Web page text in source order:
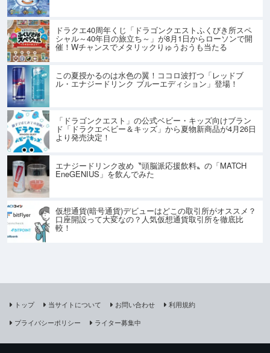
ドラクエ40周年くじ「ドラゴンクエストふくびき所スペ
シャル～40年目の旅立ち～」が8月1日からローソンで開
催！Wチャンスでメタリックりゅうおうも当たる
この夏授かるのは水色の翼！ココロ波打つ「レッドブ
ル・エナジードリンク ブルーエディション」登場！
「ドラゴンクエスト」の公式ベビー・キッズ向けブラン
ド「ドラクエベビー＆キッズ」から夏物新商品が4月26日
より発売決定！
エナジードリンク改め〝頭脳派応援飲料〟の「MATCH
EneGENIUS」を飲んでみた
仮想通貨(暗号通貨)デビューはどこの取引所がオススメ？
口座開設って大変なの？人気仮想通貨取引所を徹底比
較！
トップ 当サイトについて お問い合わせ
利用規約
プライバシーポリシー
ライター募集中